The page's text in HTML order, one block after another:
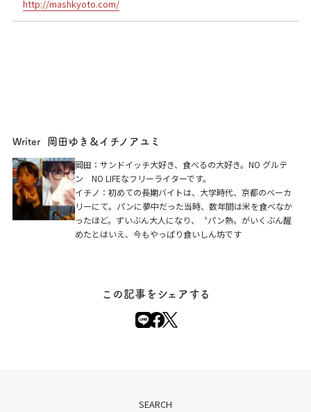
http://mashkyoto.com/
シュ キョウト）
京都市下京区東洞院通高辻下ル燈籠町568
Writer 岡田ゆき＆イチノアユミ
岡田：サンドイッチ大好き、食べるの大好き。NO グルテ
ン NO LIFEなフリーライターです。
イチノ：初めての長期バイトは、大学時代、京都のベーカ
リーにて。パンに夢中だった当時、数年間は米を食べなか
ったほど。ずいぶん大人になり、〝パン熱〟がいくぶん醒
めたとはいえ、今もやっぱり食いしん坊です
この記事をシェアする
SEARCH